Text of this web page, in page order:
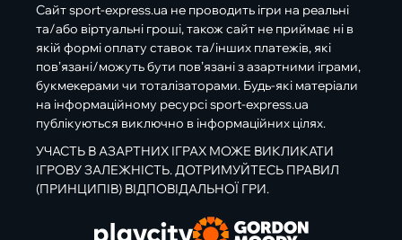
Сайт sport-express.ua не проводить ігри на реальні
та/або віртуальні гроші, також сайт не приймає ні в
якій формі оплату ставок та/інших платежів, які
пов’язані/можуть бути пов’язані з азартними іграми,
букмекерами чи тоталізаторами. Будь-які матеріали
на інформаційному ресурсі sport-express.ua
публікуються виключно в інформаційних цілях.
УЧАСТЬ В АЗАРТНИХ ІГРАХ МОЖЕ ВИКЛИКАТИ
ІГРОВУ ЗАЛЕЖНІСТЬ. ДОТРИМУЙТЕСЬ ПРАВИЛ
(ПРИНЦИПІВ) ВІДПОВІДАЛЬНОЇ ГРИ.